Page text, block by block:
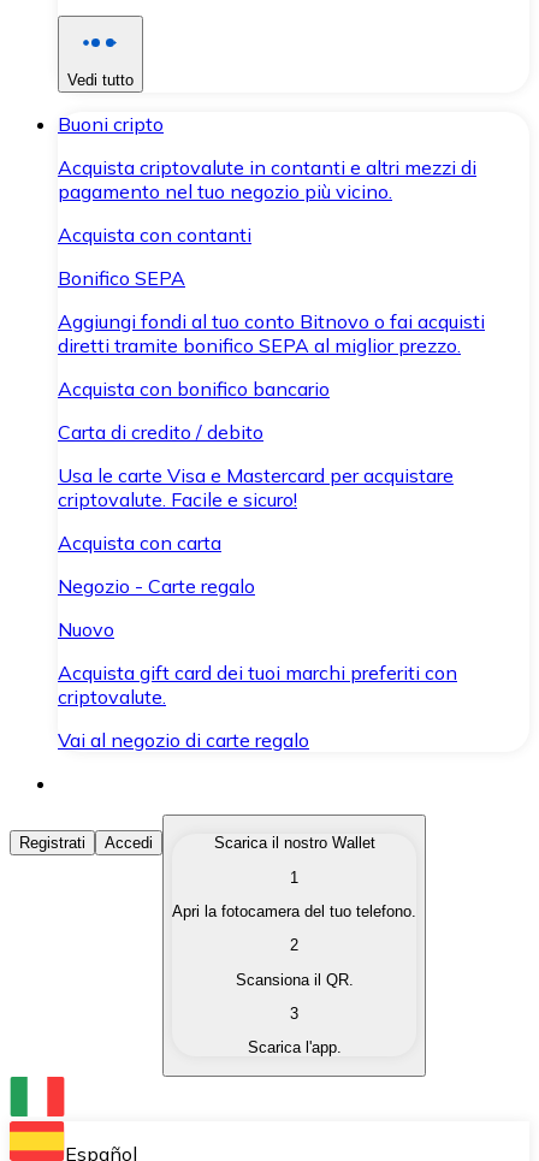
Vedi tutto
Buoni cripto
Acquista criptovalute in contanti e altri mezzi di
pagamento nel tuo negozio più vicino.
Acquista con contanti
Bonifico SEPA
Aggiungi fondi al tuo conto Bitnovo o fai acquisti
diretti tramite bonifico SEPA al miglior prezzo.
Acquista con bonifico bancario
Carta di credito / debito
Usa le carte Visa e Mastercard per acquistare
criptovalute. Facile e sicuro!
Acquista con carta
Negozio - Carte regalo
Nuovo
Acquista gift card dei tuoi marchi preferiti con
criptovalute.
Vai al negozio di carte regalo
Acquista Criptovalute
Acquista le criptovalute che ti interessano in modo
Converti le tue criptovalute in valuta fiat quando ne
Scambia una criptovaluta con un'altra
Conserva le tue cripto in un Wallet self-custodial.
Registrati Accedi
Scarica il nostro Wallet
1
Apri la fotocamera del tuo telefono.
2
Scansiona il QR.
3
Scarica l'app.
Español